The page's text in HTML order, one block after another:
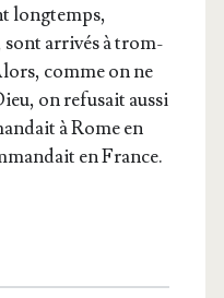
long­temps,
sont arri­vés à trom­
comme on ne
on refu­sait aus­si
à Rome en
en France.